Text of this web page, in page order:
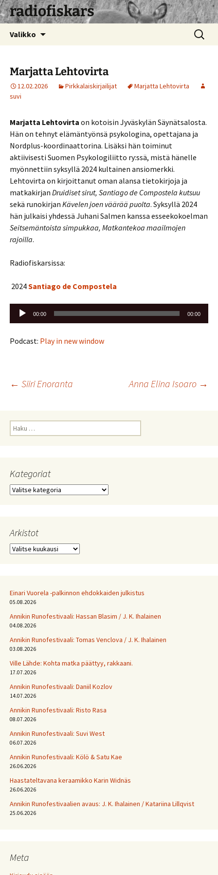
radiofiskars
Valikko Haku:
Marjatta Lehtovirta
12.02.2026 Pirkkalaiskirjailijat
Marjatta Lehtovirta
suvi
Marjatta Lehtovirta on kotoisin Jyväskylän Säynätsalosta.
Hän on tehnyt elämäntyönsä psykologina, opettajana ja
Nordplus-koordinaattorina. Lisäksi hän toiminut
aktiivisesti Suomen Psykologiliitto ry:ssä, mistä hänelle
myönnettiin syksyllä 2024 kultainen ansiomerkki.
Lehtovirta on kirjoittanut oman alansa tietokirjoja ja
matkakirjan Druidiset sirut, Santiago de Compostela kutsuu
sekä runokirjan Kävelen joen väärää puolta. Syksyllä 2024
hän julkaisi yhdessä Juhani Salmen kanssa esseekokoelman
Seitsemäntoista simpukkaa, Matkantekoa maailmojen
rajoilla.
Radiofiskarsissa:
2024Santiago de Compostela
Äänitoistin
00:00 00:00
Podcast: Play in new window
Artikkelien
← Siiri Enoranta Anna Elina Isoaro →
Haku:
Kategoriat
Kategoriat
Arkistot
Arkistot
Einari Vuorela -palkinnon ehdokkaiden julkistus
05.08.2026
Annikin Runofestivaali: Has­san Bla­sim / J. K. Ihalainen
04.08.2026
Annikin Runofestivaali: Tomas Venclova / J. K. Ihalainen
03.08.2026
Ville Lähde: Kohta matka päättyy, rakkaani.
17.07.2026
Annikin Runofestivaali: Daniil Kozlov
14.07.2026
Annikin Runofestivaali: Risto Rasa
08.07.2026
Annikin Runofestivaali: Suvi West
06.07.2026
Annikin Runofestivaali: Kölö & Satu Kae
26.06.2026
Haastateltavana keraamikko Karin Widnäs
26.06.2026
Annikin Runofestivaalien avaus: J. K. Ihalainen / Katariina Lillqvist
25.06.2026
Meta